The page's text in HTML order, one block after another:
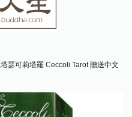
瑟可莉塔羅 Ceccoli Tarot 贈送中文